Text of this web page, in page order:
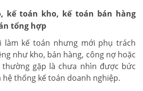
kế toán kho, kế toán bán hàng
tổng hợp
làm kế toán nhưng mới phụ trách
như kho, bán hàng, công nợ hoặc
gặp là chưa nhìn được bức
thống kế toán doanh nghiệp.